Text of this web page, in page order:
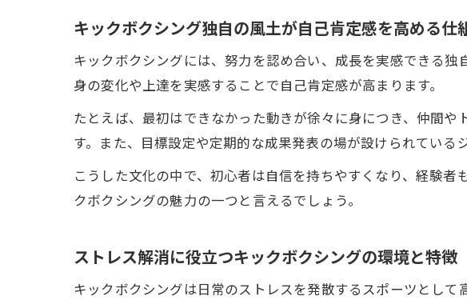
キックボク
キックボク
風土が育てるメ
キックボク
自己管理力
キックボク
キックボクシング独自の風土が自己肯定感を高める仕
キックボクシングには、努力を認め合い、成長を実感できる
身の変化や上達を実感することで自己肯定感が高まります。
たとえば、最初はできなかった動きが徐々に身につき、仲間
す。また、目標設定や定期的な成果発表の場が設けられている
こうした文化の中で、初心者は自信を持ちやすくなり、経験
クボクシングの魅力の一つと言えるでしょう。
ストレス解消に役立つキックボクシングの環境と特徴
キックボクシングは日常のストレスを発散するスポーツとし